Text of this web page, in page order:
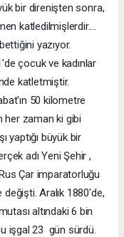
bir direnişten sonra,
katledilmişlerdir....
yazıyor.
çocuk ve kadınlar
katletmiştir.
50 kilometre
her zaman ki gibi
yaptığı büyük bir
adı Yeni Şehir ,
Çar imparatorluğu
Aralık 1880'de,
altındaki 6 bin
işgal 23 gün sürdü.